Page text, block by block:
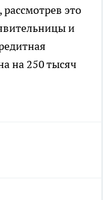
это
и
на 250 тысяч